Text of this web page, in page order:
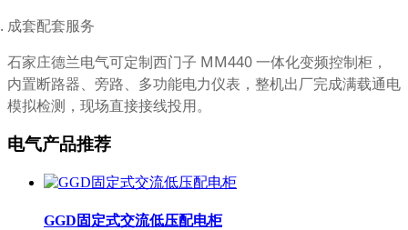
成套配套服务
石家庄德兰电气可定制西门子 MM440 一体化变频控制柜，
内置断路器、旁路、多功能电力仪表，整机出厂完成满载通电
模拟检测，现场直接接线投用。
电气产品推荐
GGD固定式交流低压配电柜